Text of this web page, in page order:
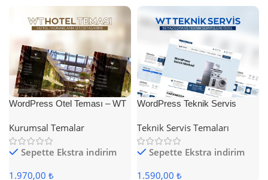
WordPress Otel Teması – WT
Kurumsal Temalar
Sepette Ekstra indirim
1.970,00 ₺
WordPress Teknik Servis
Teknik Servis Temaları
Sepette Ekstra indirim
1.590,00 ₺